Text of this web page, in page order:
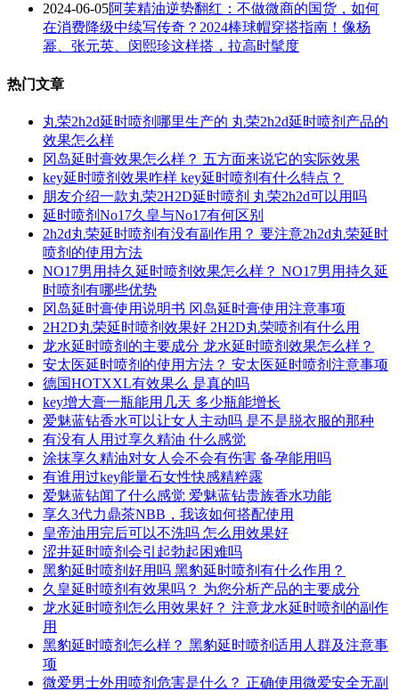
2024-06-05阿芙精油逆势翻红：不做微商的国货，如何
在消费降级中续写传奇？2024棒球帽穿搭指南！像杨
幂、张元英、闵熙珍这样搭，拉高时髦度
热门文章
丸荣2h2d延时喷剂哪里生产的 丸荣2h2d延时喷剂产品的
效果怎么样
冈岛延时膏效果怎么样？ 五方面来说它的实际效果
key延时喷剂效果咋样 key延时喷剂有什么特点？
朋友介绍一款丸荣2H2D延时喷剂 丸荣2h2d可以用吗
延时喷剂No17久皇与No17有何区别
2h2d丸荣延时喷剂有没有副作用？ 要注意2h2d丸荣延时
喷剂的使用方法
NO17男用持久延时喷剂效果怎么样？ NO17男用持久延
时喷剂有哪些优势
冈岛延时膏使用说明书 冈岛延时膏使用注意事项
2H2D丸荣延时喷剂效果好 2H2D丸荣喷剂有什么用
龙水延时喷剂的主要成分 龙水延时喷剂效果怎么样？
安太医延时喷剂的使用方法？ 安太医延时喷剂注意事项
德国HOTXXL有效果么 是真的吗
key增大膏一瓶能用几天 多少瓶能增长
爱魅蓝钻香水可以让女人主动吗 是不是脱衣服的那种
有没有人用过享久精油 什么感觉
涂抹享久精油对女人会不会有伤害 备孕能用吗
有谁用过key能量石女性快感精粹露
爱魅蓝钻闻了什么感觉 爱魅蓝钻贵族香水功能
享久3代力鼎茶NBB，我该如何搭配使用
皇帝油用完后可以不洗吗 怎么用效果好
涩井延时喷剂会引起勃起困难吗
黑豹延时喷剂好用吗 黑豹延时喷剂有什么作用？
久皇延时喷剂有效果吗？ 为您分析产品的主要成分
龙水延时喷剂怎么用效果好？ 注意龙水延时喷剂的副作
用
黑豹延时喷剂怎么样？ 黑豹延时喷剂适用人群及注意事
项
微爱男士外用喷剂危害是什么？ 正确使用微爱安全无副